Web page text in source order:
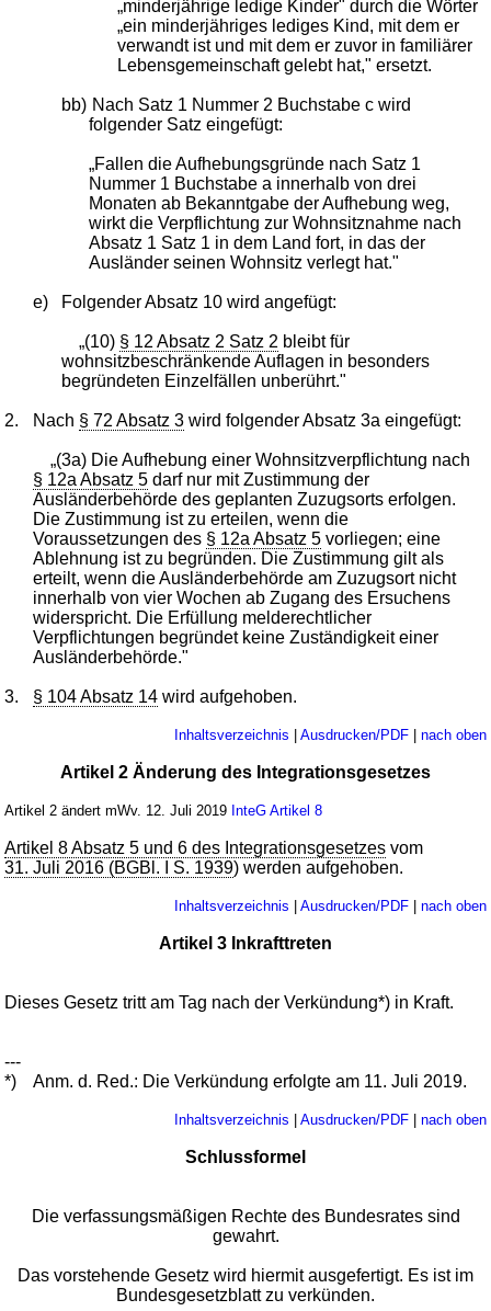
„minderjährige ledige Kinder" durch die Wörter
„ein minderjähriges lediges Kind, mit dem er
verwandt ist und mit dem er zuvor in familiärer
Lebensgemeinschaft gelebt hat," ersetzt.
bb) Nach Satz 1 Nummer 2 Buchstabe c wird
folgender Satz eingefügt:
„Fallen die Aufhebungsgründe nach Satz 1
Nummer 1 Buchstabe a innerhalb von drei
Monaten ab Bekanntgabe der Aufhebung weg,
wirkt die Verpflichtung zur Wohnsitznahme nach
Absatz 1 Satz 1 in dem Land fort, in das der
Ausländer seinen Wohnsitz verlegt hat."
e) Folgender Absatz 10 wird angefügt:
„(10) § 12 Absatz 2 Satz 2 bleibt für
wohnsitzbeschränkende Auflagen in besonders
begründeten Einzelfällen unberührt."
2. Nach § 72 Absatz 3 wird folgender Absatz 3a eingefügt:
„(3a) Die Aufhebung einer Wohnsitzverpflichtung nach
§ 12a Absatz 5 darf nur mit Zustimmung der
Ausländerbehörde des geplanten Zuzugsorts erfolgen.
Die Zustimmung ist zu erteilen, wenn die
Voraussetzungen des § 12a Absatz 5 vorliegen; eine
Ablehnung ist zu begründen. Die Zustimmung gilt als
erteilt, wenn die Ausländerbehörde am Zuzugsort nicht
innerhalb von vier Wochen ab Zugang des Ersuchens
widerspricht. Die Erfüllung melderechtlicher
Verpflichtungen begründet keine Zuständigkeit einer
Ausländerbehörde."
3. § 104 Absatz 14 wird aufgehoben.
Inhaltsverzeichnis | Ausdrucken/PDF| nach oben
Artikel 2 Änderung des Integrationsgesetzes
Artikel 2 ändert mWv. 12. Juli 2019 InteG Artikel 8
Artikel 8 Absatz 5 und 6 des Integrationsgesetzes vom
31. Juli 2016 (BGBl. I S. 1939) werden aufgehoben.
Inhaltsverzeichnis | Ausdrucken/PDF| nach oben
Artikel 3 Inkrafttreten
Dieses Gesetz tritt am Tag nach der Verkündung*) in Kraft.
---
*)
Anm. d. Red.: Die Verkündung erfolgte am 11. Juli 2019.
Inhaltsverzeichnis | Ausdrucken/PDF| nach oben
Schlussformel
Die verfassungsmäßigen Rechte des Bundesrates sind
gewahrt.
Das vorstehende Gesetz wird hiermit ausgefertigt. Es ist im
Bundesgesetzblatt zu verkünden.